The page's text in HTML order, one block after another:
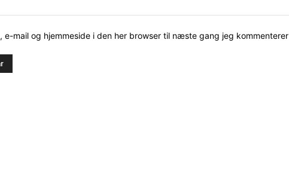
e-mail og hjemmeside i den her browser til næste gang jeg kommenterer